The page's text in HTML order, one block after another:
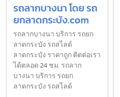
รถลากบางนา โดย รถ
ยกลาดกระบัง.com
รถลากบางนา บริการ รถยก
ลาดกระบัง รถสไลด์
ลาดกระบัง ราคาถูก ติดต่อเรา
ได้ตลอด 24 ชม. รถลาก
บางนา บริการ รถยก
ลาดกระบัง รถสไลด์